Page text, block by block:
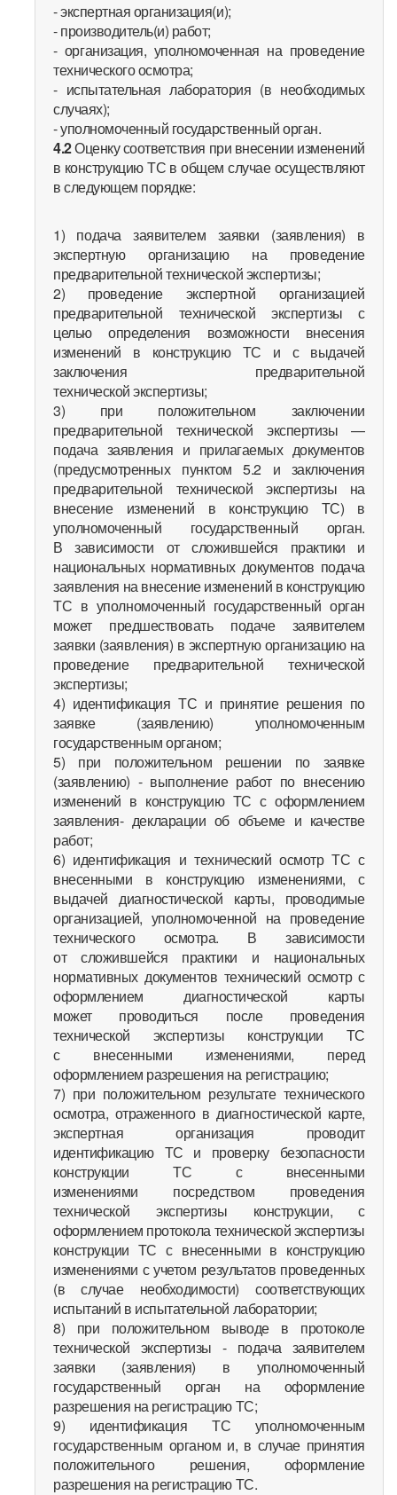
- экспертная организация(и);
- производитель(и) работ;
- организация, уполномоченная на проведение
технического осмотра;
- испытательная лаборатория (в необходимых
случаях);
- уполномоченный государственный орган.
4.2Оценку соответствия при внесении изменений
в конструкцию ТС в общем случае осуществляют
в следующем порядке:
1) подача заявителем заявки (заявления) в
экспертную организацию на проведение
предварительной технической экспертизы;
2) проведение экспертной организацией
предварительной технической экспертизы с
целью определения возможности внесения
изменений в конструкцию ТС и с выдачей
заключения предварительной
технической экспертизы;
3) при положительном заключении
предварительной технической экспертизы —
подача заявления и прилагаемых документов
(предусмотренных пунктом 5.2 и заключения
предварительной технической экспертизы на
внесение изменений в конструкцию ТС) в
уполномоченный государственный орган.
В зависимости от сложившейся практики и
национальных нормативных документов подача
заявления на внесение изменений в конструкцию
ТС в уполномоченный государственный орган
может предшествовать подаче заявителем
заявки (заявления) в экспертную организацию на
проведение предварительной технической
экспертизы;
4) идентификация ТС и принятие решения по
заявке (заявлению) уполномоченным
государственным органом;
5) при положительном решении по заявке
(заявлению) - выполнение работ по внесению
изменений в конструкцию ТС с оформлением
заявления- декларации об объеме и качестве
работ;
6) идентификация и технический осмотр ТС с
внесенными в конструкцию изменениями, с
выдачей диагностической карты, проводимые
организацией, уполномоченной на проведение
технического осмотра. В зависимости
от сложившейся практики и национальных
нормативных документов технический осмотр с
оформлением диагностической карты
может проводиться после проведения
технической экспертизы конструкции ТС
с внесенными изменениями, перед
оформлением разрешения на регистрацию;
7) при положительном результате технического
осмотра, отраженного в диагностической карте,
экспертная организация проводит
идентификацию ТС и проверку безопасности
конструкции ТС с внесенными
изменениями посредством проведения
технической экспертизы конструкции, с
оформлением протокола технической экспертизы
конструкции ТС с внесенными в конструкцию
изменениями с учетом результатов проведенных
(в случае необходимости) соответствующих
испытаний в испытательной лаборатории;
8) при положительном выводе в протоколе
технической экспертизы - подача заявителем
заявки (заявления) в уполномоченный
государственный орган на оформление
разрешения на регистрацию ТС;
9) идентификация ТС уполномоченным
государственным органом и, в случае принятия
положительного решения, оформление
разрешения на регистрацию ТС.